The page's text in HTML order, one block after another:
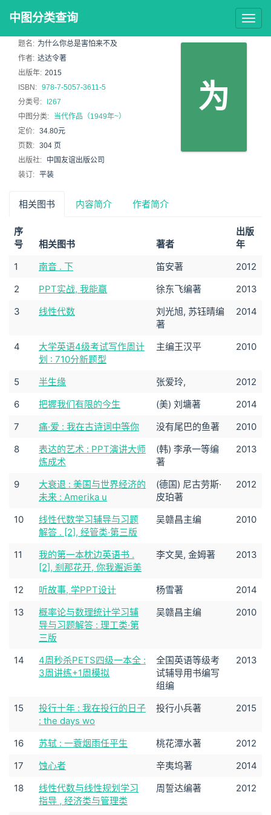
中图分类查询
为
题名: 为什么你总是害怕来不及
作者: 达达令著
出版年: 2015
ISBN: 978-7-5057-3611-5
分类号:
I267
中图分类:
当代作品（1949年~）
定价: 34.80元
页数: 304 页
出版社:
中国友谊出版公司
装订: 平装
相关图书 内容简介 作者简介
序
号
相关图书 著者
出版
年
1
南音 . 下 笛安著
2012
2
PPT实战, 我能赢 徐东飞编著
2013
3
线性代数
刘光旭, 苏钰晴编
著
2014
4
大学英语4级考试写作周计
划 : 710分新题型
主编王汉平 2010
5 半生缘 张爱玲,
2012
6
把握我们有限的今生 (美) 刘墉著
2014
7
痛·爱 : 我在古诗词中等你 没有尾巴的鱼著
2010
8
表达的艺术 : PPT演讲大师
炼成术
(韩) 李承一等编
著
2013
9
大衰退 : 美国与世界经济的
未来 : Amerika u
(德国) 尼古劳斯·
皮珀著
2012
10
线性代数学习辅导与习题
解答 . [2], 经管类·第三版
吴赣昌主编 2010
11
我的第一本枕边英语书 .
[2], 刹那花开, 你我邂逅美
李文昊, 金姆著 2013
12 听故事, 学PPT设计 杨雪著
2014
13
概率论与数理统计学习辅
导与习题解答 : 理工类·第
三版
吴赣昌主编 2010
14
4周秒杀PETS四级一本全 :
3周讲练+1周模拟
全国英语等级考
试辅导用书编写
组编
2013
15
投行十年 : 我在投行的日子
: the days wo
投行小兵著 2015
16 苏轼 : 一蓑烟雨任平生 桃花潭水著
2012
17
蚀心者 辛夷坞著
2014
18
线性代数与线性规划学习
指导 , 经济类与管理类
周誓达编著 2012